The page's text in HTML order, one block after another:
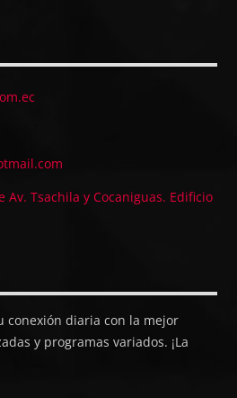
Av. Tsachila y Cocaniguas. Edificio
conexión diaria con la mejor
y programas variados. ¡La